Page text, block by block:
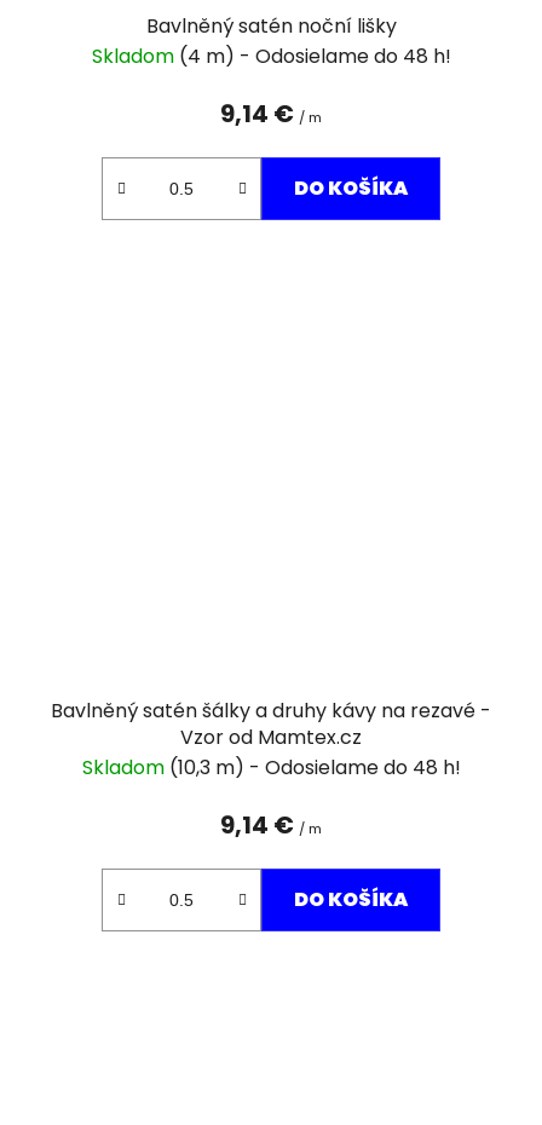
Bavlněný satén noční lišky
Skladom (4 m)
9,14 € / m
DO KOŠÍKA
Bavlněný satén šálky a druhy kávy na rezavé -
Vzor od Mamtex.cz
Skladom (10,3 m)
9,14 € / m
DO KOŠÍKA